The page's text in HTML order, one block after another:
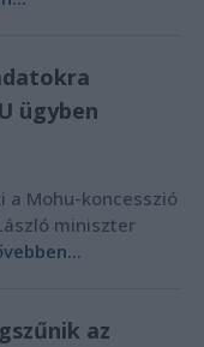
ügyben
a Mohu-koncesszió
miniszter
az